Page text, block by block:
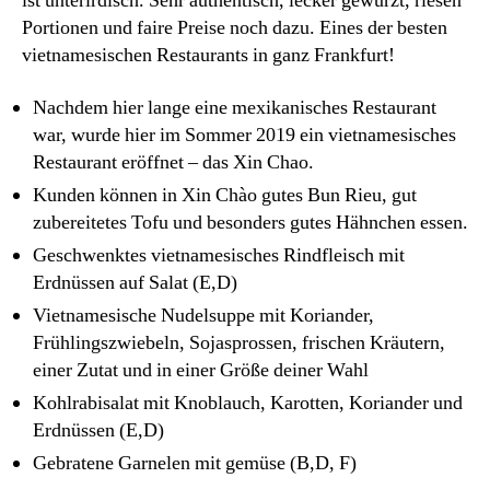
Portionen und faire Preise noch dazu. Eines der besten
vietnamesischen Restaurants in ganz Frankfurt!
Nachdem hier lange eine mexikanisches Restaurant
war, wurde hier im Sommer 2019 ein vietnamesisches
Restaurant eröffnet – das Xin Chao.
Kunden können in Xin Chào gutes Bun Rieu, gut
zubereitetes Tofu und besonders gutes Hähnchen essen.
Geschwenktes vietnamesisches Rindfleisch mit
Erdnüssen auf Salat (E,D)
Vietnamesische Nudelsuppe mit Koriander,
Frühlingszwiebeln, Sojasprossen, frischen Kräutern,
einer Zutat und in einer Größe deiner Wahl
Kohlrabisalat mit Knoblauch, Karotten, Koriander und
Erdnüssen (E,D)
Gebratene Garnelen mit gemüse (B,D, F)